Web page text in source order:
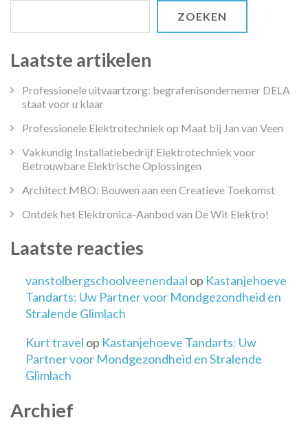
ZOEKEN
Laatste artikelen
Professionele uitvaartzorg: begrafenisondernemer DELA
staat voor u klaar
Professionele Elektrotechniek op Maat bij Jan van Veen
Vakkundig Installatiebedrijf Elektrotechniek voor
Betrouwbare Elektrische Oplossingen
Architect MBO: Bouwen aan een Creatieve Toekomst
Ontdek het Elektronica-Aanbod van De Wit Elektro!
Laatste reacties
vanstolbergschoolveenendaal op Kastanjehoeve
Tandarts: Uw Partner voor Mondgezondheid en
Stralende Glimlach
Kurt travel op Kastanjehoeve Tandarts: Uw
Partner voor Mondgezondheid en Stralende
Glimlach
Archief